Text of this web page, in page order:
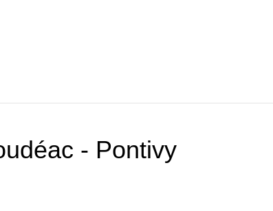
- Pontivy